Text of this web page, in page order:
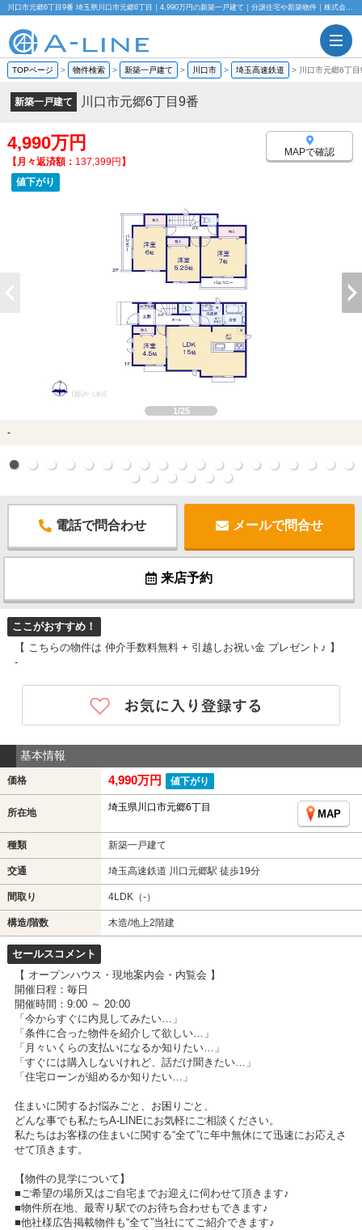
川口市元郷6丁目9番 埼玉県川口市元郷6丁目｜4,990万円の新築一戸建て｜分譲住宅や新築物件｜株式会社A-LINE
TOPページ > 物件検索 > 新築一戸建て > 川口市 > 埼玉高速鉄道 > 川口市元郷6丁
新築一戸建て 川口市元郷6丁目9番
4,990万円
【月々返済額： 137,399円】
値下がり
MAPで確認
1/25
-
電話で問合わせ メールで問合せ
来店予約
ここがおすすめ！
【 こちらの物件は 仲介手数料無料 + 引越しお祝い金 プレゼント♪ 】
-
基本情報
価格 4,990万円 値下がり
所在地 埼玉県川口市元郷6丁目
MAP
種類 新築一戸建て
交通 埼玉高速鉄道 川口元郷駅 徒歩19分
間取り 4LDK（-）
構造/階数 木造/地上2階建
セールスコメント
【 オープンハウス・現地案内会・内覧会 】
開催日程：毎日
開催時間：9:00 ～ 20:00
「今からすぐに内見してみたい…」
「条件に合った物件を紹介して欲しい…」
「月々いくらの支払いになるか知りたい…」
「すぐには購入しないけれど、話だけ聞きたい…」
「住宅ローンが組めるか知りたい…」
住まいに関するお悩みごと、お困りごと、
どんな事でも私たちA-LINEにお気軽にご相談ください。
私たちはお客様の住まいに関する“全て”に年中無休にて迅速にお応えさ
せて頂きます。
【物件の見学について】
■ご希望の場所又はご自宅までお迎えに伺わせて頂きます♪
■物件所在地、最寄り駅でのお待ち合わせもできます♪
■他社様広告掲載物件も“全て”当社にてご紹介できます♪